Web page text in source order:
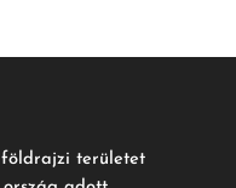
területet